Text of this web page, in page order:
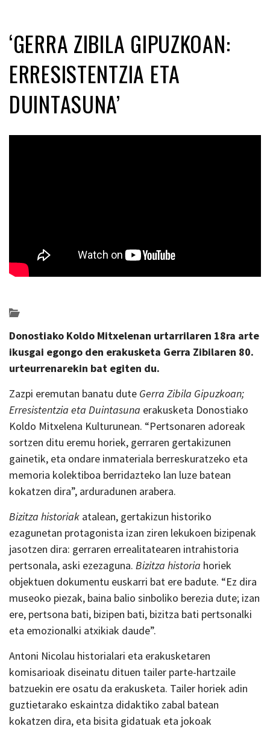
‘GERRA ZIBILA GIPUZKOAN:
ERRESISTENTZIA ETA
DUINTASUNA’
Donostiako Koldo Mitxelenan urtarrilaren 18ra arte
ikusgai egongo den erakusketa Gerra Zibilaren 80.
urteurrenarekin bat egiten du.
Zazpi eremutan banatu dute Gerra Zibila Gipuzkoan;
Erresistentzia eta Duintasuna erakusketa Donostiako
Koldo Mitxelena Kulturunean. “Pertsonaren adoreak
sortzen ditu eremu horiek, gerraren gertakizunen
gainetik, eta ondare inmateriala berreskuratzeko eta
memoria kolektiboa berridazteko lan luze batean
kokatzen dira”, arduradunen arabera.
Bizitza historiak atalean, gertakizun historiko
ezagunetan protagonista izan ziren lekukoen bizipenak
jasotzen dira: gerraren errealitatearen intrahistoria
pertsonala, aski ezezaguna. Bizitza historia horiek
objektuen dokumentu euskarri bat ere badute. “Ez dira
museoko piezak, baina balio sinboliko berezia dute; izan
ere, pertsona bati, bizipen bati, bizitza bati pertsonalki
eta emozionalki atxikiak daude”.
Antoni Nicolau historialari eta erakusketaren
komisarioak diseinatu dituen tailer parte-hartzaile
batzuekin ere osatu da erakusketa. Tailer horiek adin
guztietarako eskaintza didaktiko zabal batean
kokatzen dira, eta bisita gidatuak eta jokoak